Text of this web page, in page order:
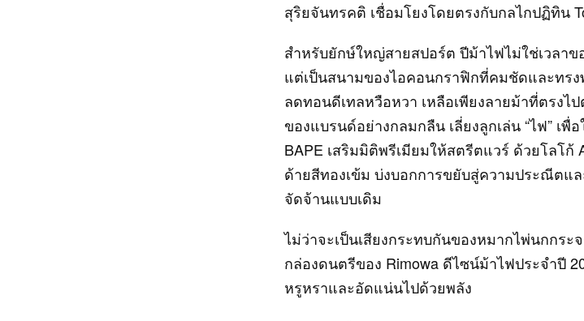
สุริยจันทรคติ เชื่อมโยงโดยตรงกับกลไกปฏิทิน
สำหรับยักษ์ใหญ่สายสปอร์ต ปีม้าไฟไม่ใช่เวลา
แต่เป็นสนามของไอคอนกราฟิกที่คมชัดและทรง
ลดทอนดีเทลหวือหวา เหลือเพียงลายม้าที่ตรงไ
ของแบรนด์อย่างกลมกลืน เลี่ยงลูกเล่น “ไฟ” เ
BAPE เสริมมิติพรีเมียมให้สตรีตแวร์ ด้วยโลโ
ด้ายสีทองเข้ม บ่งบอกการขยับสู่ความประณีตแ
จัดจ้านแบบเดิม
ไม่ว่าจะเป็นเสียงกระทบกันของหมากไพ่นกกระ
กล่องดนตรีของ Rimowa ดีไซน์ม้าไฟประจำปี
หรูหราและอัดแน่นไปด้วยพลัง